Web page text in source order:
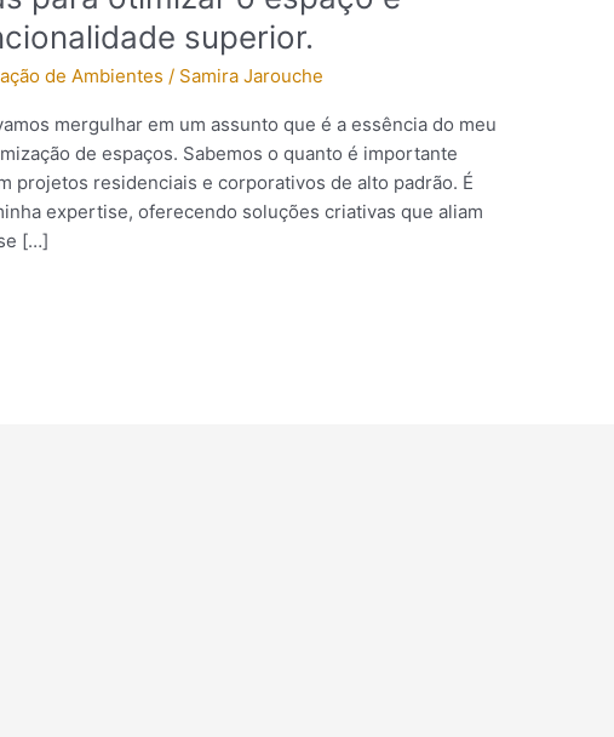
superior.
de Ambientes / Samira Jarouche
mergulhar em um assunto que é a essência do meu
de espaços. Sabemos o quanto é importante
projetos residenciais e corporativos de alto padrão. É
expertise, oferecendo soluções criativas que aliam
[…]